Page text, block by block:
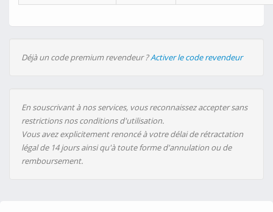
Déjà un code premium revendeur ?Activer le code revendeur
En souscrivant à nos services, vous reconnaissez accepter sans
restrictions nos conditions d'utilisation.
Vous avez explicitement renoncé à votre délai de rétractation
légal de 14 jours ainsi qu'à toute forme d'annulation ou de
remboursement.